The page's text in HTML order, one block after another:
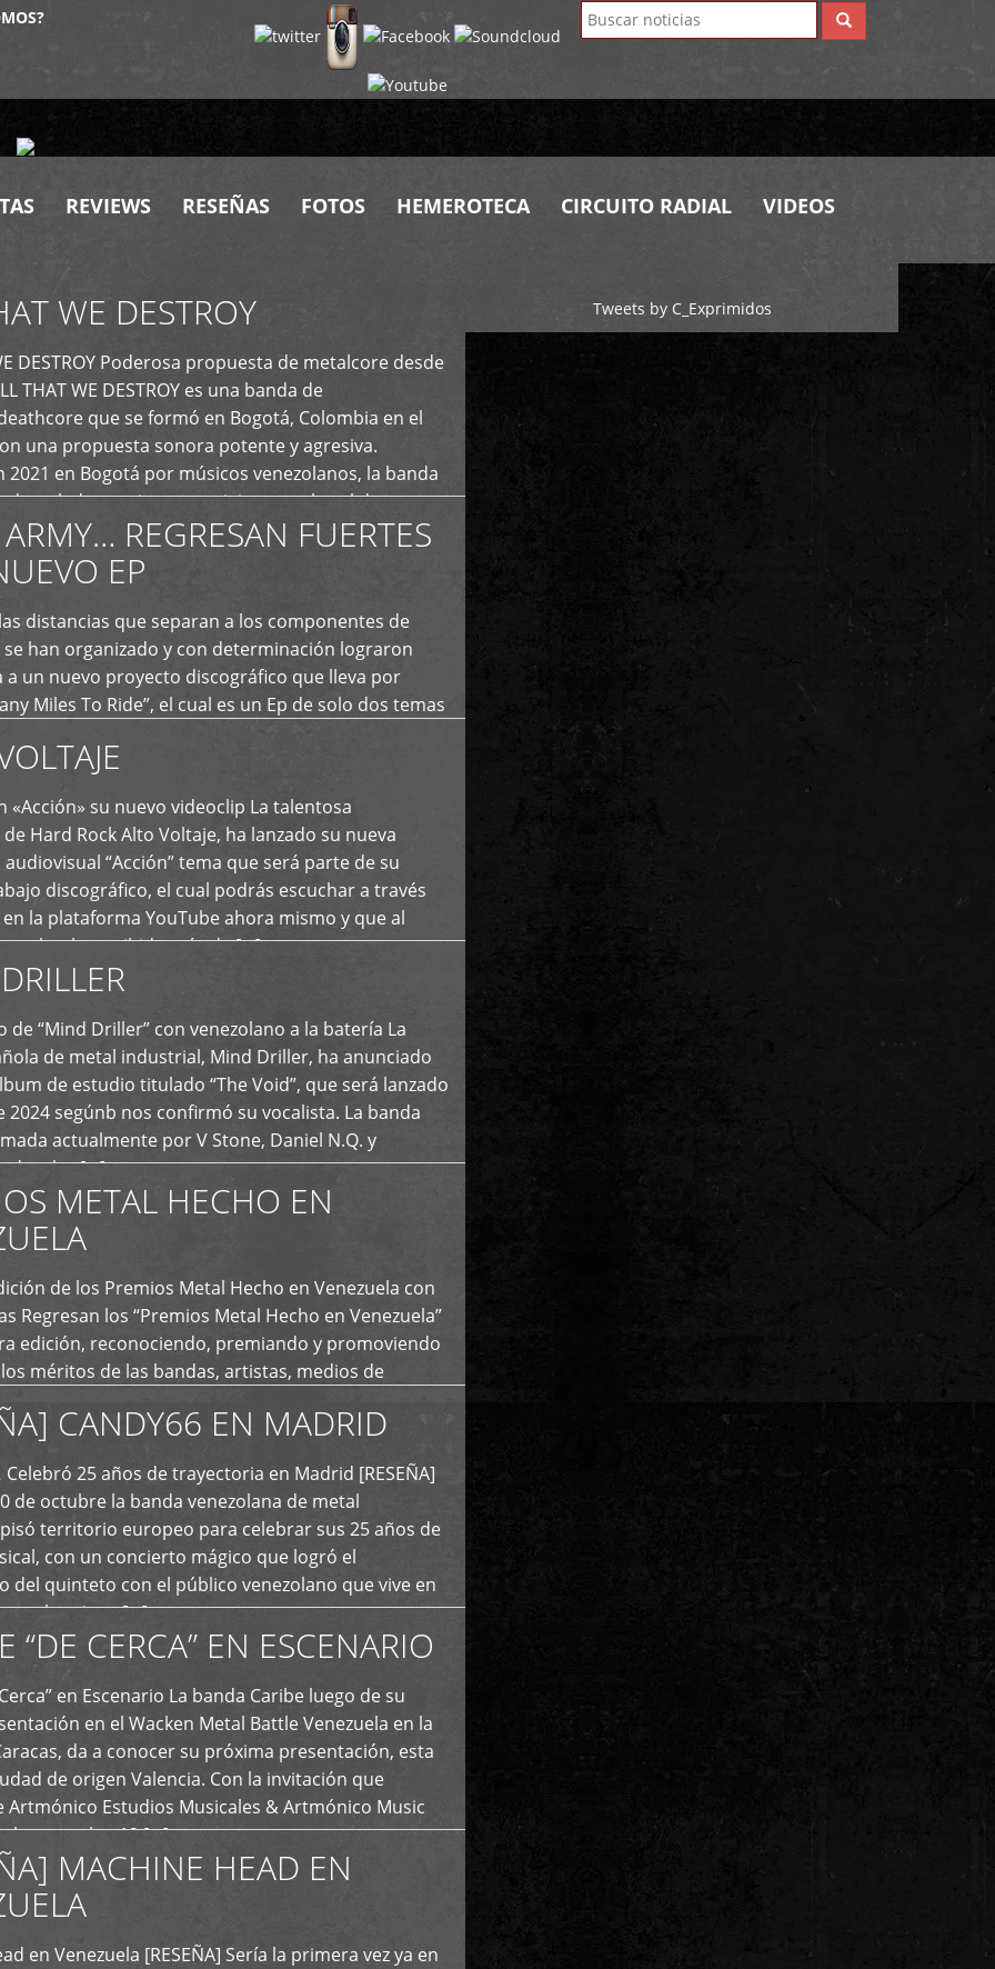
REVIEWS RESEÑAS FOTOS HEMEROTECA CIRCUITO RADIAL VIDEOS
WE DESTROY
DESTROY Poderosa propuesta de metalcore desde
THAT WE DESTROY es una banda de
que se formó en Bogotá, Colombia en el
una propuesta sonora potente y agresiva.
2021 en Bogotá por músicos venezolanos, la banda
demoledores, ritmos vertiginosos y breakdowns
creando […]REGRESAN FUERTES
EP
distancias que separan a los componentes de
se han organizado y con determinación lograron
a un nuevo proyecto discográfico que lleva por
Miles To Ride”, el cual es un Ep de solo dos temas
[…]
«Acción» su nuevo videoclip La talentosa
Hard Rock Alto Voltaje, ha lanzado su nueva
“Acción” tema que será parte de su
discográfico, el cual podrás escuchar a través
la plataforma YouTube ahora mismo y que al
ya ha recibido más de […]
de “Mind Driller” con venezolano a la batería La
de metal industrial, Mind Driller, ha anunciado
de estudio titulado “The Void”, que será lanzado
2024 segúnb nos confirmó su vocalista. La banda
actualmente por V Stone, Daniel N.Q. y
a las […]
METAL HECHO EN
de los Premios Metal Hecho en Venezuela con
Regresan los “Premios Metal Hecho en Venezuela”
edición, reconociendo, premiando y promoviendo
méritos de las bandas, artistas, medios de
tendencias del metal y […]
CANDY66 EN MADRID
Celebró 25 años de trayectoria en Madrid [RESEÑA]
de octubre la banda venezolana de metal
territorio europeo para celebrar sus 25 años de
con un concierto mágico que logró el
del quinteto con el público venezolano que vive en
que los sigue […]
“DE CERCA” EN ESCENARIO
en Escenario La banda Caribe luego de su
en el Wacken Metal Battle Venezuela en la
da a conocer su próxima presentación, esta
de origen Valencia. Con la invitación que
Artmónico Estudios Musicales & Artmónico Music
cumplen 12 […]
MACHINE HEAD EN
en Venezuela [RESEÑA] Sería la primera vez ya en
Tweets by C_Exprimidos